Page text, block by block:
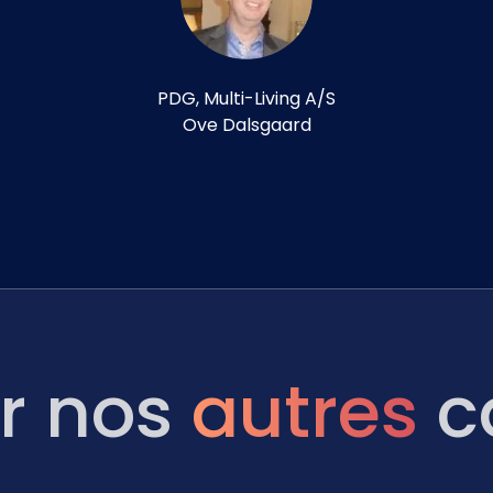
PDG, Multi-Living A/S
Ove Dalsgaard
nos autres